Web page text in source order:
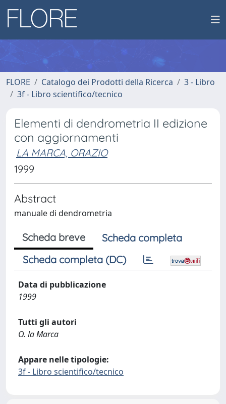
FLORE Catalogo dei Prodotti della Ricerca
3 - Libro
3f - Libro scientifico/tecnico
Elementi di dendrometria II edizione
con aggiornamenti
LA MARCA, ORAZIO
1999
Abstract
manuale di dendrometria
Scheda breve
Scheda completa
Scheda completa (DC)
Data di pubblicazione
1999
Tutti gli autori
O. la Marca
Appare nelle tipologie:
3f - Libro scientifico/tecnico